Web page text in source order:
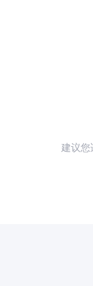
建议您